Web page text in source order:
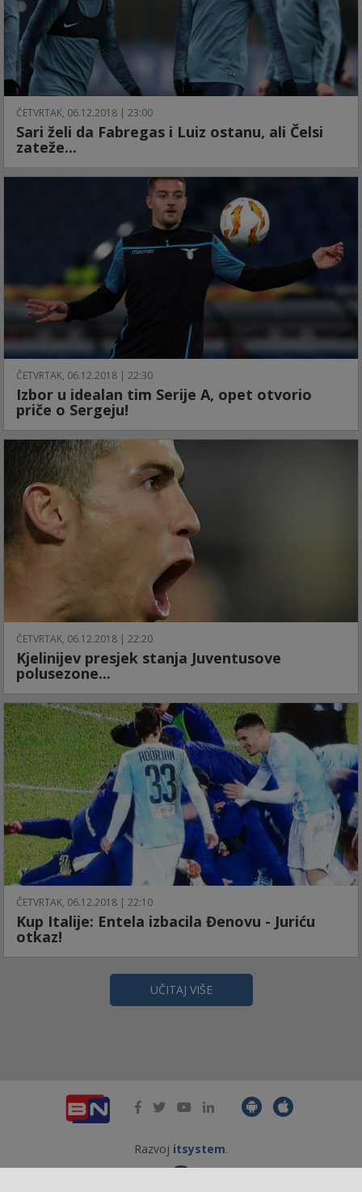
ČETVRTAK, 06.12.2018 | 23:00
Sari želi da Fabregas i Luiz ostanu, ali Čelsi
zateže...
ČETVRTAK, 06.12.2018 | 22:30
Izbor u idealan tim Serije A, opet otvorio
priče o Sergeju!
ČETVRTAK, 06.12.2018 | 22:20
Kjelinijev presjek stanja Juventusove
polusezone...
ČETVRTAK, 06.12.2018 | 22:10
Kup Italije: Entela izbacila Đenovu - Juriću
otkaz!
UČITAJ VIŠE
Razvoj itsystem.